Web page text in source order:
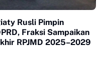
Rusli Pimpin
Fraksi Sampaikan
RPJMD 2025–2029